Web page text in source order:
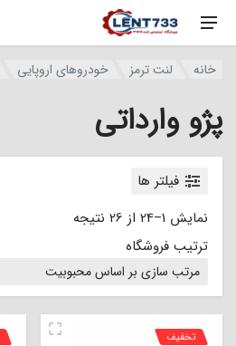
خانه لنت ترمز خودروهای اروپایی
پژو وارداتی
فیلتر ها
نمایش 1–24 از 26 نتیجه
ترتیب فروشگاه
تخفیف